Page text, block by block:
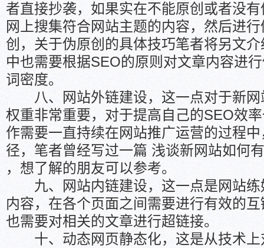
者直接抄袭，如果实在不能原创或者没
网上搜集符合网站主题的内容，然后进
创，关于伪原创的具体技巧笔者将另文
中也需要根据SEO的原则对文章内容进
词密度。
八、网站外链建设，这一点对于新网
权重非常重要，对于提高自己的SEO效
作需要一直持续在网站推广运营的过程
径，笔者曾经写过一篇 浅谈新网站如何
，想了解的朋友可以参考。
九、网站内链建设，这一点是网站练
内容，在各个页面之间需要进行有效的
也需要对相关的文章进行超链接。
十、动态网页静态化，这是从技术上